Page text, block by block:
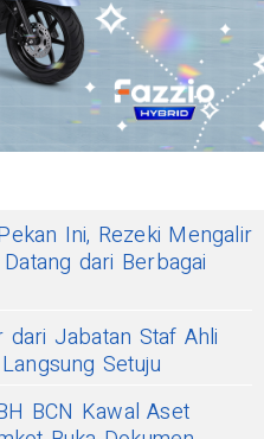
Ini, Rezeki Mengalir
dari Berbagai
dari Jabatan Staf Ahli
Setuju
BCN Kawal Aset